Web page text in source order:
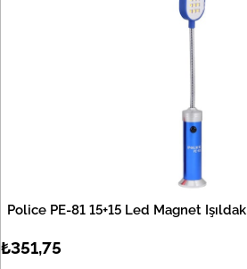
Police PE-81 15+15 Led Magnet Işıldak
₺351,75